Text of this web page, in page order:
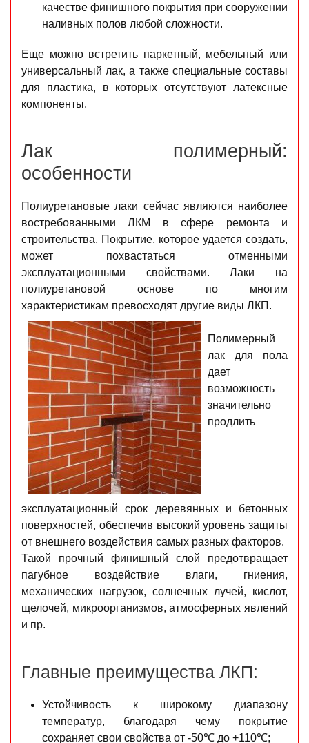
качестве финишного покрытия при сооружении
наливных полов любой сложности.
Еще можно встретить паркетный, мебельный или
универсальный лак, а также специальные составы
для пластика, в которых отсутствуют латексные
компоненты.
Лак полимерный:
особенности
Полиуретановые лаки сейчас являются наиболее
востребованными ЛКМ в сфере ремонта и
строительства. Покрытие, которое удается создать,
может похвастаться отменными
эксплуатационными свойствами. Лаки на
полиуретановой основе по многим
характеристикам превосходят другие виды ЛКП.
Полимерный
лак для пола
дает
возможность
значительно
продлить
эксплуатационный срок деревянных и бетонных
поверхностей, обеспечив высокий уровень защиты
от внешнего воздействия самых разных факторов.
Такой прочный финишный слой предотвращает
пагубное воздействие влаги, гниения,
механических нагрузок, солнечных лучей, кислот,
щелочей, микроорганизмов, атмосферных явлений
и пр.
Главные преимущества ЛКП:
Устойчивость к широкому диапазону
температур, благодаря чему покрытие
сохраняет свои свойства от -50℃ до +110℃;